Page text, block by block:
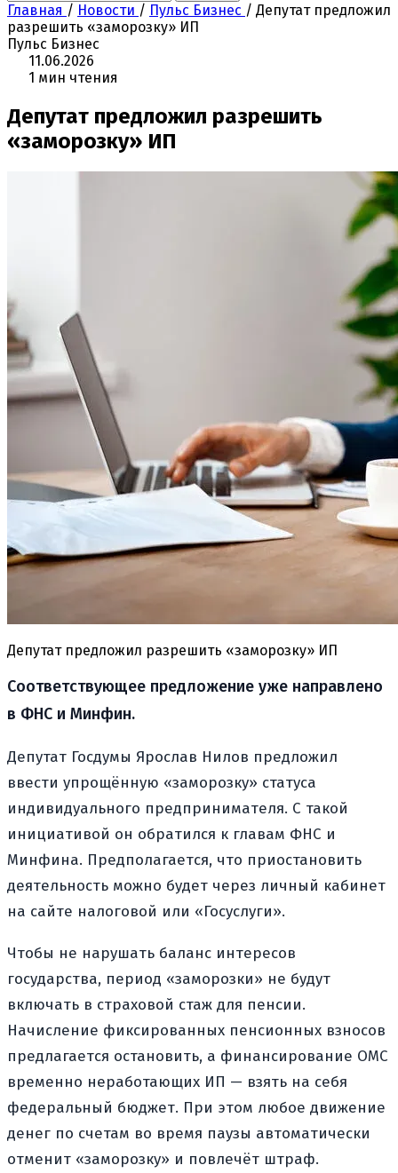
Главная / Новости / Пульс Бизнес / Депутат предложил
разрешить «заморозку» ИП
Пульс Бизнес
11.06.2026
1 мин чтения
Депутат предложил разрешить
«заморозку» ИП
Депутат предложил разрешить «заморозку» ИП
Соответствующее предложение уже направлено
в ФНС и Минфин.
Депутат Госдумы Ярослав Нилов предложил
ввести упрощённую «заморозку» статуса
индивидуального предпринимателя. С такой
инициативой он обратился к главам ФНС и
Минфина. Предполагается, что приостановить
деятельность можно будет через личный кабинет
на сайте налоговой или «Госуслуги».
Чтобы не нарушать баланс интересов
государства, период «заморозки» не будут
включать в страховой стаж для пенсии.
Начисление фиксированных пенсионных взносов
предлагается остановить, а финансирование ОМС
временно неработающих ИП — взять на себя
федеральный бюджет. При этом любое движение
денег по счетам во время паузы автоматически
отменит «заморозку» и повлечёт штраф.